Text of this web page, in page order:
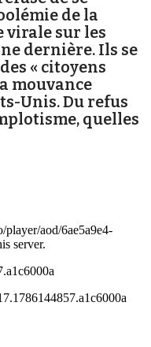
de la
virale sur les
dernière. Ils se
« citoyens
mouvance
Unis. Du refus
quelles